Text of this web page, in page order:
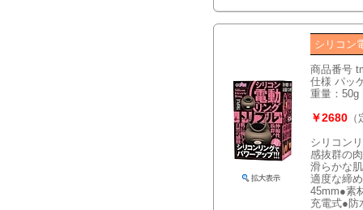
シリコ
商品番号
仕様 パッ
重量：50g
￥2680
シリコン
感抜群の
滑らかな
適度な締
45mm●素
充電式●防